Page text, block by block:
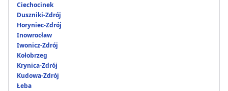
Ciechocinek
Duszniki-Zdrój
Horyniec-Zdrój
Inowrocław
Iwonicz-Zdrój
Kołobrzeg
Krynica-Zdrój
Kudowa-Zdrój
Łeba